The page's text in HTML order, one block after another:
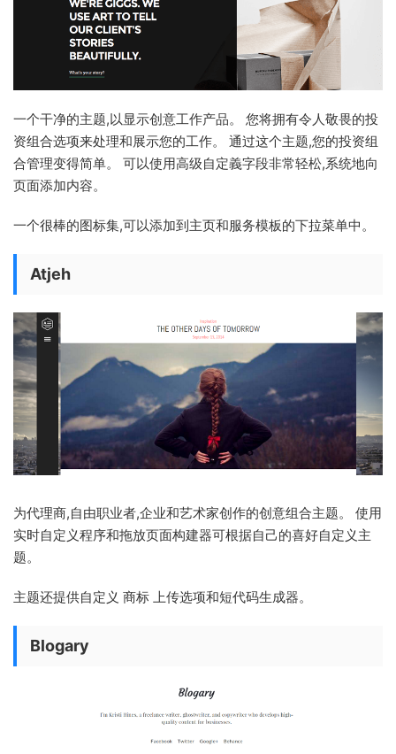
一个干净的主题,以显示创意工作产品。 您将拥有令人敬畏的投
资组合选项来处理和展示您的工作。 通过这个主题,您的投资组
合管理变得简单。 可以使用高级自定義字段非常轻松,系统地向
页面添加内容。
一个很棒的图标集,可以添加到主页和服务模板的下拉菜单中。
Atjeh
为代理商,自由职业者,企业和艺术家创作的创意组合主题。 使用
实时自定义程序和拖放页面构建器可根据自己的喜好自定义主
题。
主题还提供自定义 商标 上传选项和短代码生成器。
Blogary